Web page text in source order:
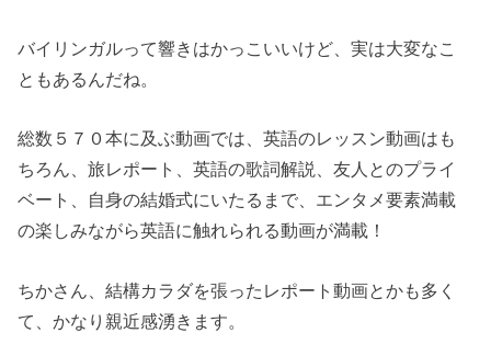
バイリンガルって響きはかっこいいけど、実は大変なこ
ともあるんだね。
総数５７０本に及ぶ動画では、英語のレッスン動画はも
ちろん、旅レポート、英語の歌詞解説、友人とのプライ
ベート、自身の結婚式にいたるまで、エンタメ要素満載
の楽しみながら英語に触れられる動画が満載！
ちかさん、結構カラダを張ったレポート動画とかも多く
て、かなり親近感湧きます。